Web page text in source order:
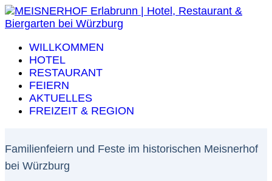
WILLKOMMEN
HOTEL
RESTAURANT
FEIERN
AKTUELLES
FREIZEIT & REGION
Familienfeiern und Feste im historischen Meisnerhof
bei Würzburg